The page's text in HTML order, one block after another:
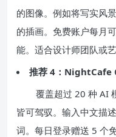
的图像。例如将写实风
的插画。免费账户每月
能。适合设计师团队或
推荐 4：NightCafe
覆盖超过 20 种 AI
皆可驾驭。输入中文描
词。每日登录赠送 5 个